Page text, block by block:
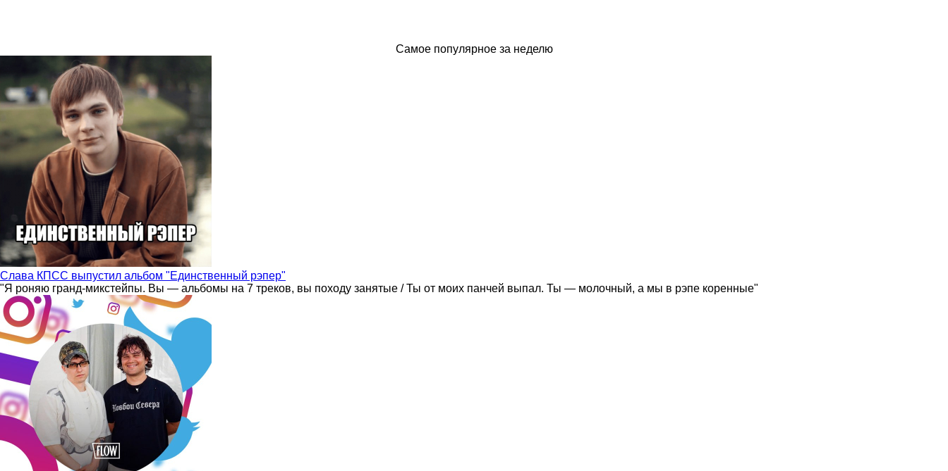
Самое популярное за неделю
Слава КПСС выпустил альбом "Единственный рэпер"
"Я роняю гранд-микстейпы. Вы — альбомы на 7 треков, вы походу занятые / Ты от моих панчей выпал. Ты — молочный, а мы в рэпе коренные"